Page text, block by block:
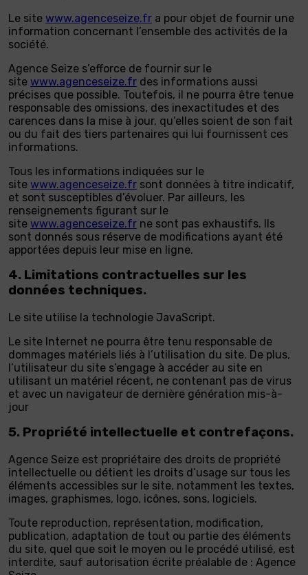
Le site www.agenceseize.fr a pour objet de fournir une
information concernant l’ensemble des activités de la
société.
Agence Seize s’efforce de fournir sur le
site www.agenceseize.fr des informations aussi
précises que possible. Toutefois, il ne pourra être tenue
responsable des omissions, des inexactitudes et des
carences dans la mise à jour, qu’elles soient de son fait
ou du fait des tiers partenaires qui lui fournissent ces
informations.
Tous les informations indiquées sur le
site www.agenceseize.fr sont données à titre indicatif,
et sont susceptibles d’évoluer. Par ailleurs, les
renseignements figurant sur le
site www.agenceseize.fr ne sont pas exhaustifs. Ils
sont donnés sous réserve de modifications ayant été
apportées depuis leur mise en ligne.
4. Limitations contractuelles sur les
données techniques.
Le site utilise la technologie JavaScript.
Le site Internet ne pourra être tenu responsable de
dommages matériels liés à l’utilisation du site. De plus,
l’utilisateur du site s’engage à accéder au site en
utilisant un matériel récent, ne contenant pas de virus
et avec un navigateur de dernière génération mis-à-
jour
5. Propriété intellectuelle et contrefaçons.
Agence Seize est propriétaire des droits de propriété
intellectuelle ou détient les droits d’usage sur tous les
éléments accessibles sur le site, notamment les textes,
images, graphismes, logo, icônes, sons, logiciels.
Toute reproduction, représentation, modification,
publication, adaptation de tout ou partie des éléments
du site, quel que soit le moyen ou le procédé utilisé, est
interdite, sauf autorisation écrite préalable de : Agence